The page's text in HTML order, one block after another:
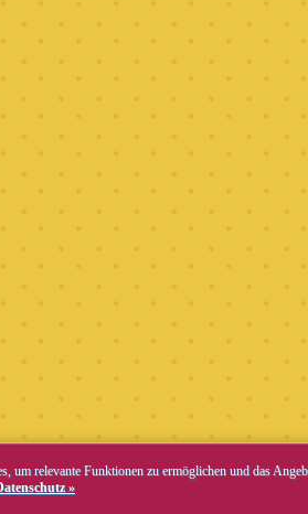
um relevante Funktionen zu ermöglichen und das
»